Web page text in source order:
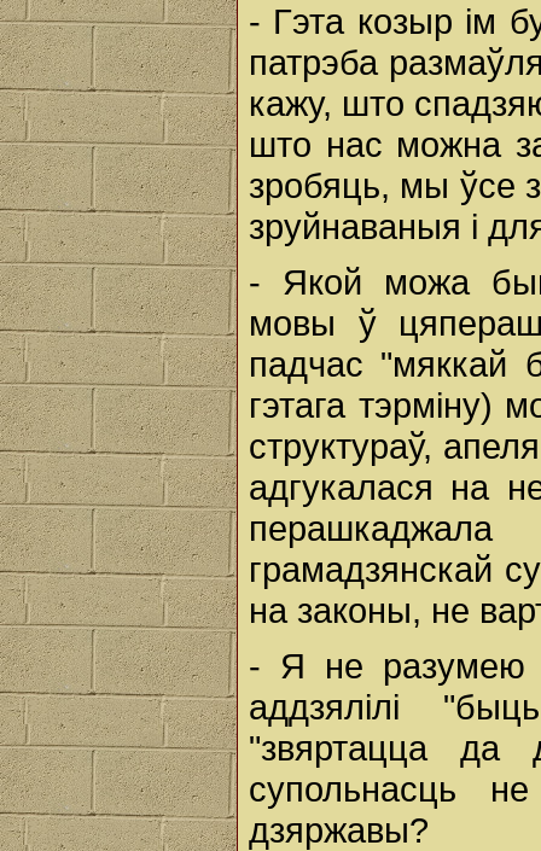
- Гэта козыр ім
патрэба
кажу, што
што нас можна
зробяць, мы ўсе
зруйнаваныя і
- Якой можа
мовы ў
падчас "мяккай
гэтага тэрміну)
структураў,
адгукалася на
грамадзянскай
на законы, не
- Я не разумею
аддзялілі
"звяртацца да
супольнасць
дзяржавы?